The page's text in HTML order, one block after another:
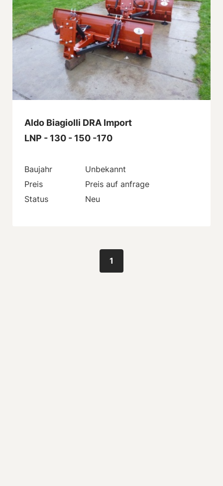
Aldo Biagiolli DRA Import
LNP - 130 - 150 -170
Baujahr
Unbekannt
Preis
Preis auf anfrage
Status
Neu
1